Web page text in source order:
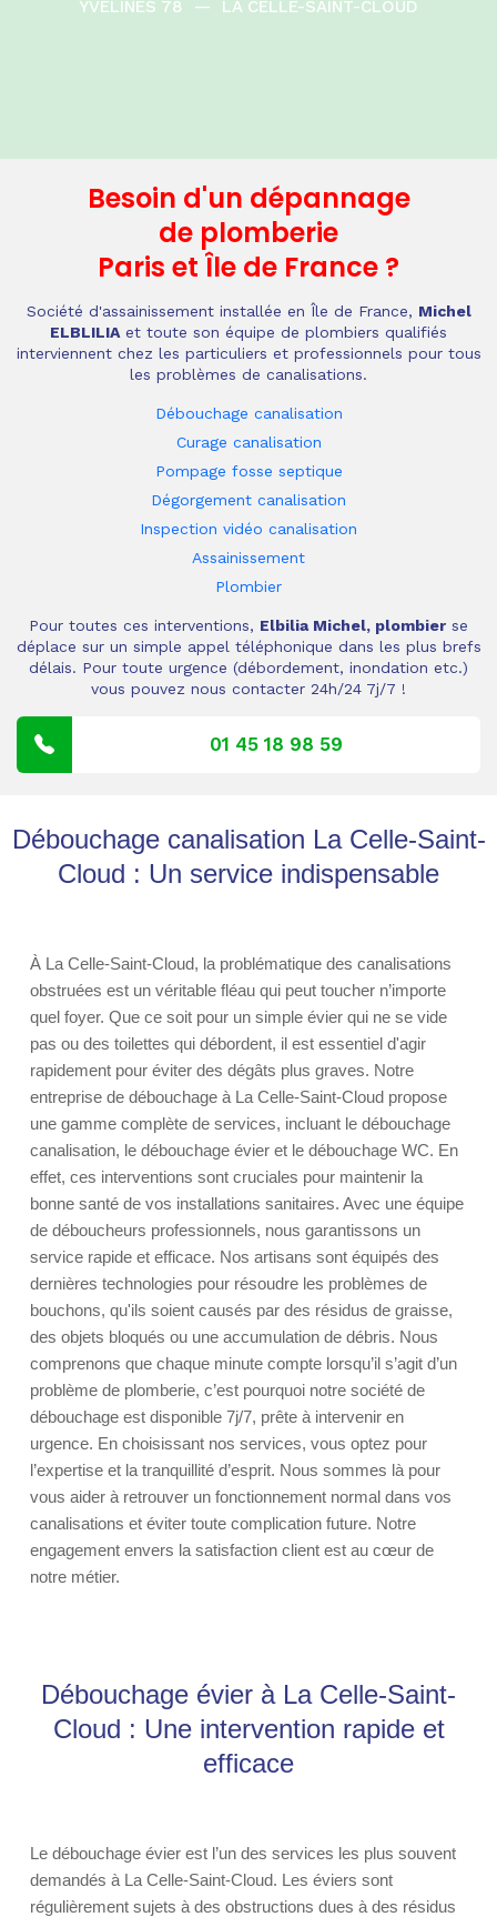
YVELINES 78
— LA CELLE-SAINT-CLOUD
Besoin d'un dépannage
de plomberie
Paris et Île de France ?
Société d'assainissement installée en Île de France, Michel
ELBLILIA et toute son équipe de plombiers qualifiés
interviennent chez les particuliers et professionnels pour tous
les problèmes de canalisations.
Débouchage canalisation
Curage canalisation
Pompage fosse septique
Dégorgement canalisation
Inspection vidéo canalisation
Assainissement
Plombier
Pour toutes ces interventions, Elbilia Michel, plombier se
déplace sur un simple appel téléphonique dans les plus brefs
délais. Pour toute urgence (débordement, inondation etc.)
vous pouvez nous contacter 24h/24 7j/7 !
01 45 18 98 59
Débouchage canalisation La Celle-Saint-
Cloud : Un service indispensable
À La Celle-Saint-Cloud, la problématique des canalisations
obstruées est un véritable fléau qui peut toucher n’importe
quel foyer. Que ce soit pour un simple évier qui ne se vide
pas ou des toilettes qui débordent, il est essentiel d'agir
rapidement pour éviter des dégâts plus graves. Notre
entreprise de débouchage à La Celle-Saint-Cloud propose
une gamme complète de services, incluant le débouchage
canalisation, le débouchage évier et le débouchage WC. En
effet, ces interventions sont cruciales pour maintenir la
bonne santé de vos installations sanitaires. Avec une équipe
de déboucheurs professionnels, nous garantissons un
service rapide et efficace. Nos artisans sont équipés des
dernières technologies pour résoudre les problèmes de
bouchons, qu'ils soient causés par des résidus de graisse,
des objets bloqués ou une accumulation de débris. Nous
comprenons que chaque minute compte lorsqu’il s’agit d’un
problème de plomberie, c’est pourquoi notre société de
débouchage est disponible 7j/7, prête à intervenir en
urgence. En choisissant nos services, vous optez pour
l’expertise et la tranquillité d’esprit. Nous sommes là pour
vous aider à retrouver un fonctionnement normal dans vos
canalisations et éviter toute complication future. Notre
engagement envers la satisfaction client est au cœur de
notre métier.
Débouchage évier à La Celle-Saint-
Cloud : Une intervention rapide et
efficace
Le débouchage évier est l’un des services les plus souvent
demandés à La Celle-Saint-Cloud. Les éviers sont
régulièrement sujets à des obstructions dues à des résidus